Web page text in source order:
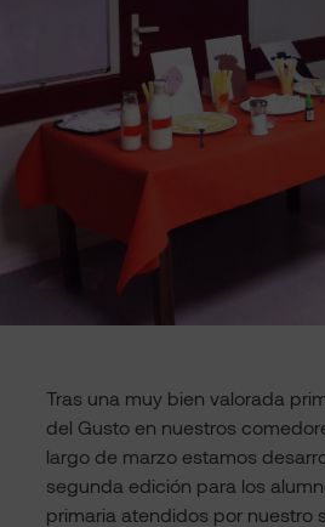
Tras una muy bien valorada
del Gusto en nuestros
largo de marzo estamos
segunda edición para los
primaria atendidos por nuestro